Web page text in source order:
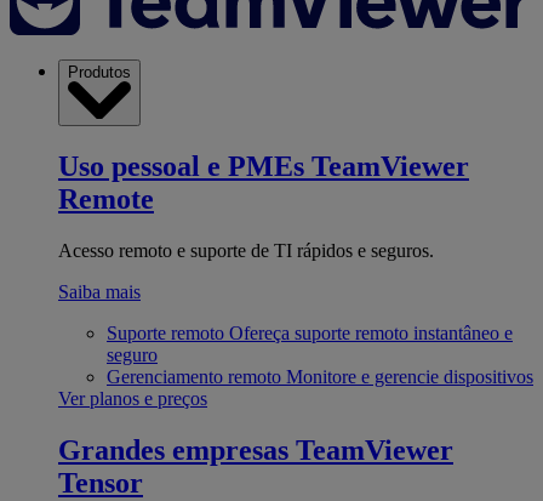
Produtos
Uso pessoal e PMEs TeamViewer
Remote
Acesso remoto e suporte de TI rápidos e seguros.
Saiba mais
Suporte remoto Ofereça suporte remoto instantâneo e
seguro
Gerenciamento remoto Monitore e gerencie dispositivos
Ver planos e preços
Grandes empresas TeamViewer
Tensor